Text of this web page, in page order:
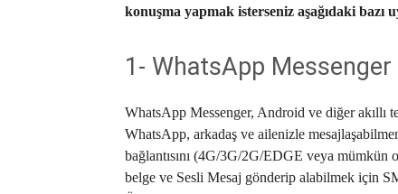
konuşma yapmak isterseniz aşağıdaki bazı
1- WhatsApp Messenger
WhatsApp Messenger, Android ve diğer akıllı
WhatsApp, arkadaş ve ailenizle
bağlantısını (4G/3G/2G/EDGE veya
belge ve Sesli Mesaj gönderip alabilmek için